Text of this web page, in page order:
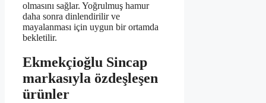
olmasını sağlar. Yoğrulmuş hamur
daha sonra dinlendirilir ve
mayalanması için uygun bir ortamda
bekletilir.
Ekmekçioğlu Sincap
markasıyla özdeşleşen
ürünler